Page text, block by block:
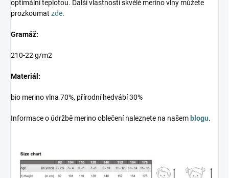
optimální teplotou. Další vlastnosti skvělé merino vlny můžete
prozkoumat zde.
Gramáž:
210-22 g/m2
Materiál:
bio merino vlna 70%, přírodní hedvábí 30%
Informace o údržbě merino oblečení naleznete na našem blogu.